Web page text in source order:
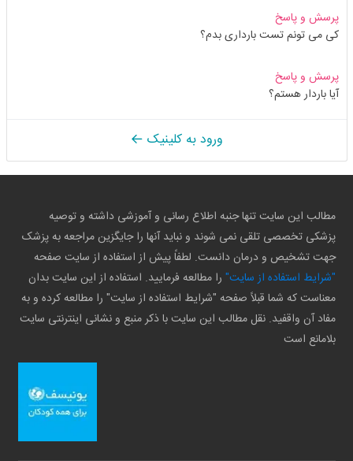
پرسش و پاسخ
کی می تونم تست بارداری بدم؟
پرسش و پاسخ
آیا باردار هستم؟
ورود به کلینیک
مطالب این سایت تنها جنبه اطلاع رسانی و آموزشی داشته و توصیه
پزشکی تخصصی تلقی نمی شوند و نباید آنها را جایگزین مراجعه به پزشک
جهت تشخیص و درمان دانست. لطفاً پیش از استفاده از سایت صفحه
"شرایط استفاده از سایت" را مطالعه فرمایید. استفاده از این سایت بدان
معناست که شما قبلاً صفحه "شرایط استفاده از سایت" را مطالعه کرده و به
مفاد آن واقفید. نقل مطالب این سایت با ذکر منبع و نشانی اینترنتی سایت
بلامانع است